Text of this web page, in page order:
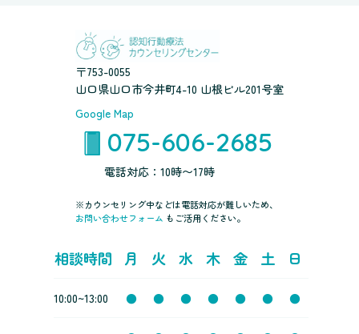
〒753-0055
山口県山口市今井町4-10 山根ビル201号室
Google Map
075-606-2685
電話対応：10時〜17時
※カウンセリング中などは電話対応が難しいため、
お問い合わせフォーム もご活用ください。
相談時間 月 火 水 木 金 土 日
10:00~13:00 ● ● ● ● ● ● ●